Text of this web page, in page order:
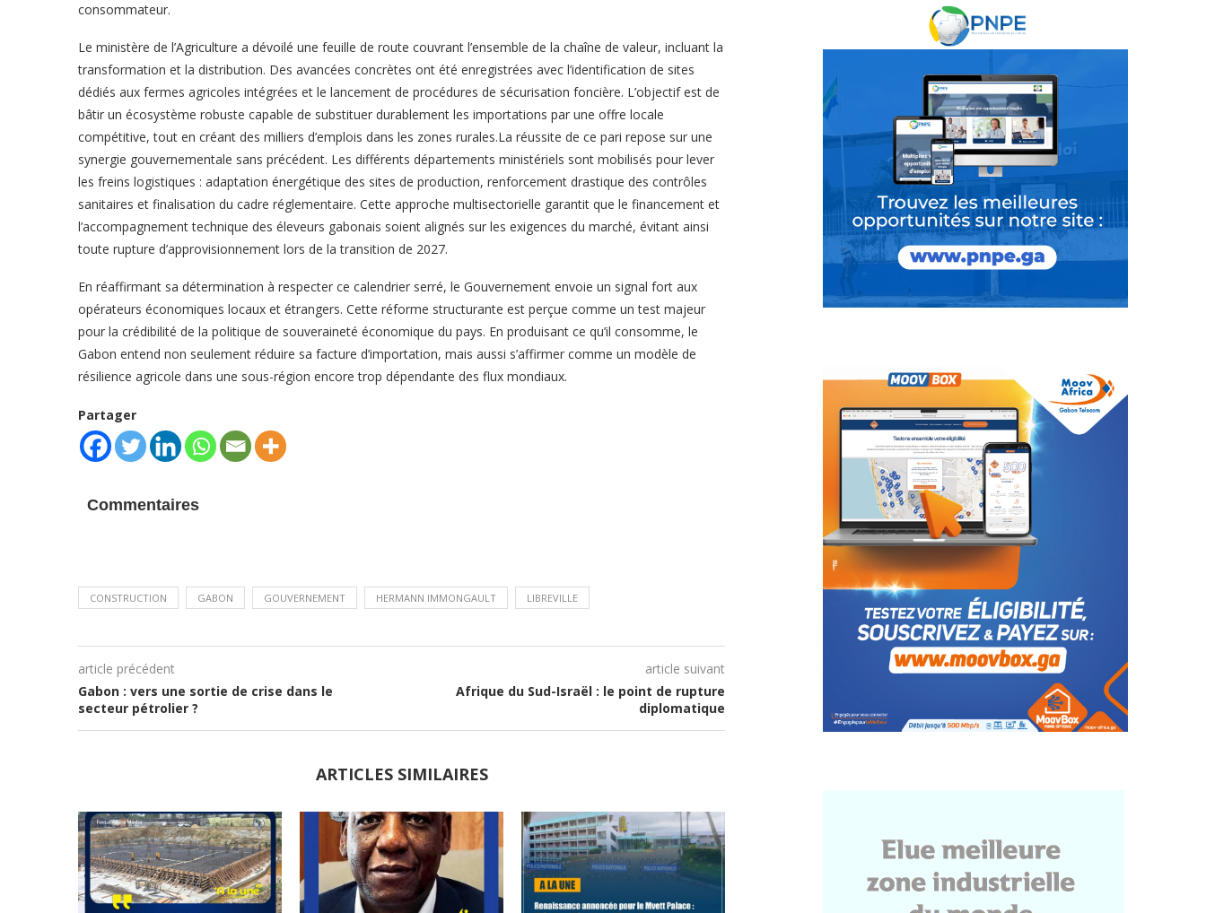
consommateur.
Le ministère de l’Agriculture a dévoilé une feuille de route couvrant l’ensemble de la chaîne de valeur, incluant la
transformation et la distribution. Des avancées concrètes ont été enregistrées avec l’identification de sites
dédiés aux fermes agricoles intégrées et le lancement de procédures de sécurisation foncière. L’objectif est de
bâtir un écosystème robuste capable de substituer durablement les importations par une offre locale
compétitive, tout en créant des milliers d’emplois dans les zones rurales.La réussite de ce pari repose sur une
synergie gouvernementale sans précédent. Les différents départements ministériels sont mobilisés pour lever
les freins logistiques : adaptation énergétique des sites de production, renforcement drastique des contrôles
sanitaires et finalisation du cadre réglementaire. Cette approche multisectorielle garantit que le financement et
l’accompagnement technique des éleveurs gabonais soient alignés sur les exigences du marché, évitant ainsi
toute rupture d’approvisionnement lors de la transition de 2027.
En réaffirmant sa détermination à respecter ce calendrier serré, le Gouvernement envoie un signal fort aux
opérateurs économiques locaux et étrangers. Cette réforme structurante est perçue comme un test majeur
pour la crédibilité de la politique de souveraineté économique du pays. En produisant ce qu’il consomme, le
Gabon entend non seulement réduire sa facture d’importation, mais aussi s’affirmer comme un modèle de
résilience agricole dans une sous-région encore trop dépendante des flux mondiaux.
Partager
Commentaires
CONSTRUCTION GABON GOUVERNEMENT HERMANN IMMONGAULT LIBREVILLE
article précédent
Gabon : vers une sortie de crise dans le
secteur pétrolier ?
article suivant
Afrique du Sud-Israël : le point de rupture
diplomatique
ARTICLES SIMILAIRES